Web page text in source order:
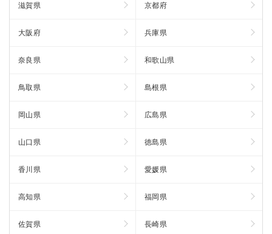
滋賀県 京都府
大阪府 兵庫県
奈良県 和歌山県
鳥取県 島根県
岡山県 広島県
山口県 徳島県
香川県 愛媛県
高知県 福岡県
佐賀県 長崎県